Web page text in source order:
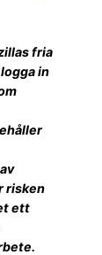
fria
in
risken
ett